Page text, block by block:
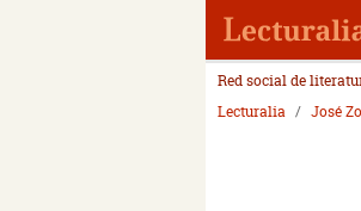
Red social de
Lecturalia
José